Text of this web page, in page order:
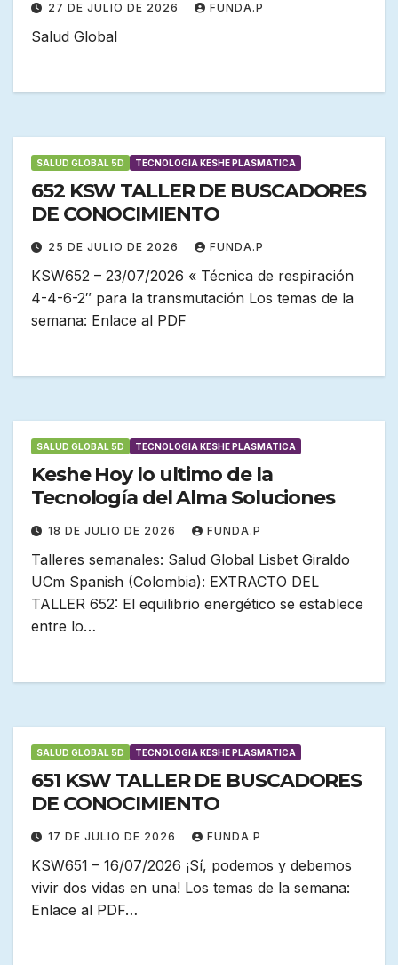
27 DE JULIO DE 2026 FUNDA.P
Salud Global
SALUD GLOBAL 5D TECNOLOGIA KESHE PLASMATICA
652 KSW TALLER DE BUSCADORES
DE CONOCIMIENTO
25 DE JULIO DE 2026 FUNDA.P
KSW652 – 23/07/2026 « Técnica de respiración
4-4-6-2″ para la transmutación Los temas de la
semana: Enlace al PDF
SALUD GLOBAL 5D TECNOLOGIA KESHE PLASMATICA
Keshe Hoy lo ultimo de la
Tecnología del Alma Soluciones
18 DE JULIO DE 2026 FUNDA.P
Talleres semanales: Salud Global Lisbet Giraldo
UCm Spanish (Colombia): EXTRACTO DEL
TALLER 652: El equilibrio energético se establece
entre lo…
SALUD GLOBAL 5D TECNOLOGIA KESHE PLASMATICA
651 KSW TALLER DE BUSCADORES
DE CONOCIMIENTO
17 DE JULIO DE 2026 FUNDA.P
KSW651 – 16/07/2026 ¡Sí, podemos y debemos
vivir dos vidas en una! Los temas de la semana:
Enlace al PDF…